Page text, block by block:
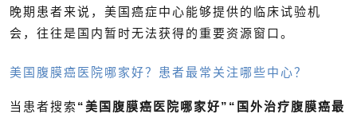
晚期患者来说，美国癌症中心能够提供的临床试验机
会，往往是国内暂时无法获得的重要资源窗口。
美国腹膜癌医院哪家好？患者最常关注哪些中心？
当患者搜索 “美国腹膜癌医院哪家好”“国外治疗腹膜癌最